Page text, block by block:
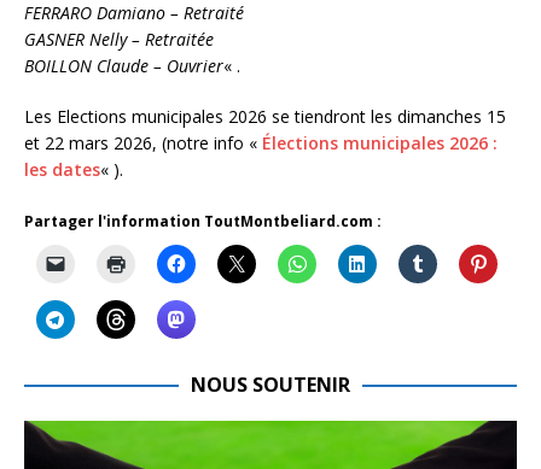
FERRARO Damiano – Retraité
GASNER Nelly – Retraitée
BOILLON Claude – Ouvrier« .
Les Elections municipales 2026 se tiendront les dimanches 15
et 22 mars 2026, (notre info « Élections municipales 2026 :
les dates« ).
Partager l'information ToutMontbeliard.com :
NOUS SOUTENIR